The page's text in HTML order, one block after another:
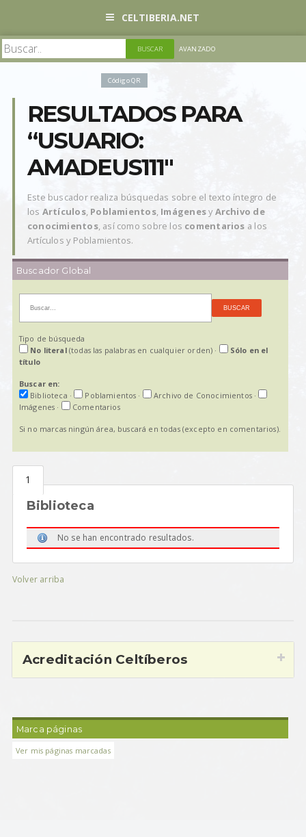
CELTIBERIA.NET
AVANZADO
Código QR
RESULTADOS PARA
“USUARIO:
AMADEUS111"
Este buscador realiza búsquedas sobre el texto íntegro de
los Artículos, Poblamientos, ImágenesyArchivo de
conocimientos, así como sobre los comentarios a los
Artículos y Poblamientos.
Buscador Global
Tipo de búsqueda
No literal(todas las palabras en cualquier orden) ·
Sólo en el
título
Buscar en:
Biblioteca · Poblamientos · Archivo de Conocimientos·
Imágenes · Comentarios
Si no marcas ningún área, buscará en todas (excepto en comentarios).
Biblioteca
No se han encontrado resultados.
Volver arriba
Acreditación Celtíberos
Marca páginas
Ver mis páginas marcadas